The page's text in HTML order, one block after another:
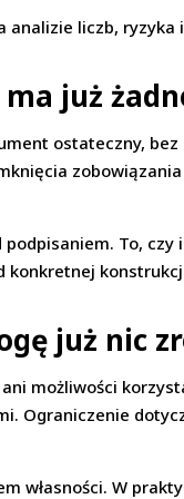
analizie liczb, ryzyka
już
ostateczny,
To,
konkretnej
już nic
możliwości
Ograniczenie
własności. W